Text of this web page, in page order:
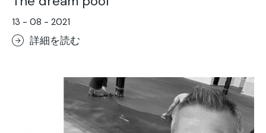
13 - 08 - 2021
詳細を読む